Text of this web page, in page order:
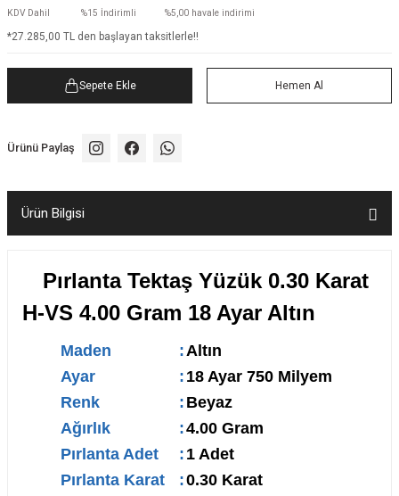
KDV Dahil %15 İndirimli %5,00 havale indirimi
*27.285,00 TL den başlayan taksitlerle!!
Sepete Ekle Hemen Al
Ürünü Paylaş
Ürün Bilgisi
Pırlanta Tektaş Yüzük 0.30 Karat
H-VS 4.00 Gram 18 Ayar Altın
Maden :Altın
Ayar
: 18 Ayar 750 Milyem
Renk
: Beyaz
Ağırlık
:4.00 Gram
Pırlanta Adet
: 1 Adet
Pırlanta Karat
:0.30 Karat